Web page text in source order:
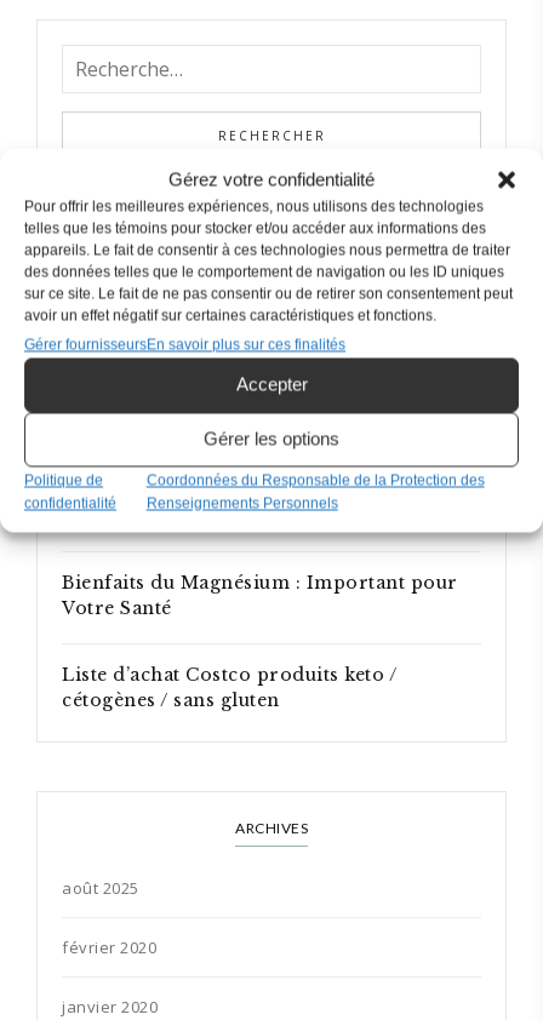
Gérez votre confidentialité
Pour offrir les meilleures expériences, nous utilisons des technologies
telles que les témoins pour stocker et/ou accéder aux informations des
appareils. Le fait de consentir à ces technologies nous permettra de traiter
des données telles que le comportement de navigation ou les ID uniques
sur ce site. Le fait de ne pas consentir ou de retirer son consentement peut
avoir un effet négatif sur certaines caractéristiques et fonctions.
Gérer fournisseursEn savoir plus sur ces finalités
Accepter
Gérer les options
Politique de
confidentialité
Coordonnées du Responsable de la Protection des
Renseignements Personnels
ARTICLES RÉCENTS
Guide de congélation des légumes
L’importance des protéines pour brûler
5 ingrédients à éviter en alimentation
cétogène (keto)
Bienfaits du Magnésium : Important pour
Votre Santé
Liste d’achat Costco produits keto /
cétogènes / sans gluten
ARCHIVES
août 2025
février 2020
janvier 2020